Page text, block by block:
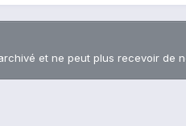
et ne peut plus recevoir de